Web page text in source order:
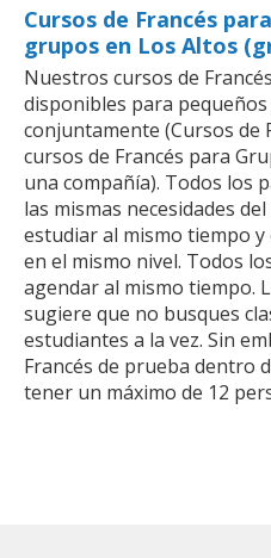
Cursos de Francés
grupos en Los Altos
Nuestros cursos de
disponibles para
conjuntamente (Cursos de
cursos de Francés para
una compañía). Todos los
las mismas necesidades
estudiar al mismo tiempo
en el mismo nivel. Todos
agendar al mismo tiempo.
sugiere que no busques
estudiantes a la vez. Sin
Francés de prueba dentro
tener un máximo de 12